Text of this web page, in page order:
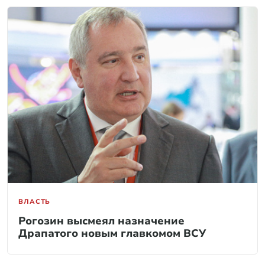
ВЛАСТЬ
Рогозин высмеял назначение
Драпатого новым главкомом ВСУ